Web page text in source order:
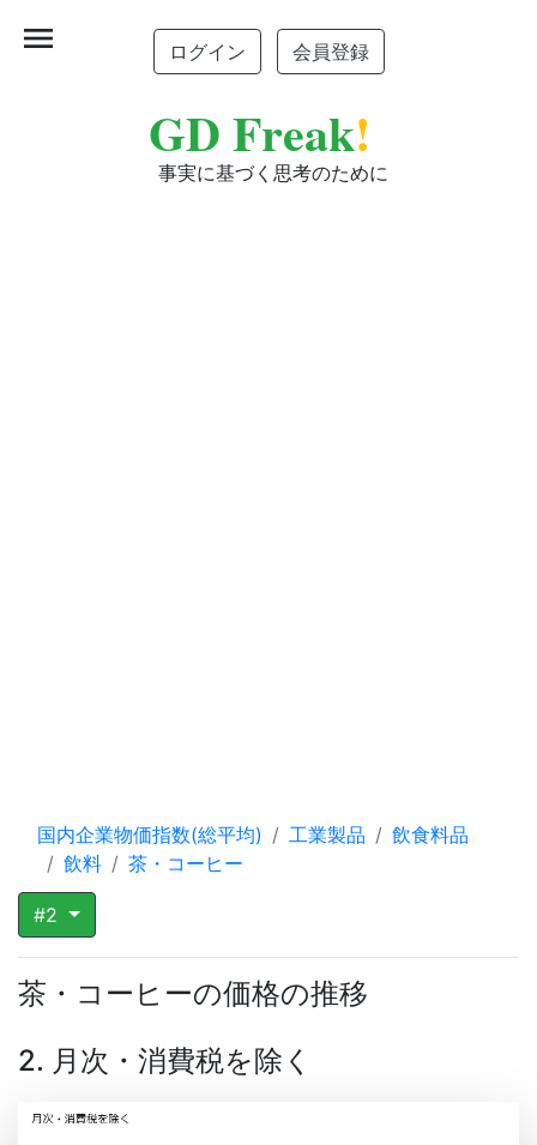
ログイン 会員登録
GD Freak!
事実に基づく思考のために
menu
国内企業物価指数(総平均) 工業製品
飲食料品
飲料
茶・コーヒー
#2
茶・コーヒーの価格の推移
2. 月次・消費税を除く